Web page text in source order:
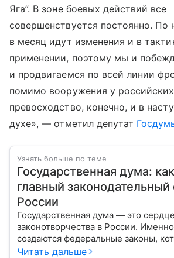
Яга”. В зоне боевых действий все
совершенствуется постоянно. По
в месяц идут изменения и в
применении, поэтому мы и
и продвигаемся по всей линии
помимо вооружения у
превосходство, конечно, и в
духе», — отметил депутат
Узнать больше по теме
Государственная дума:
главный законодательный
России
Государственная дума — это сердце
законотворчества в России.
создаются федеральные законы,
жизни каждого гражданина: от
Читать дальше